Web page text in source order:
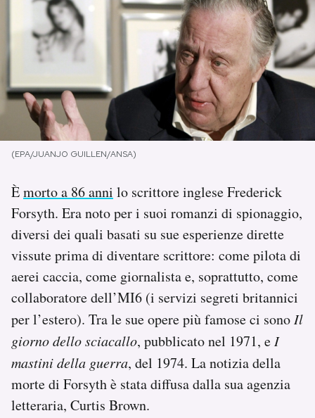
Sport
Mondiali calcio 2026
NEWSLETTER
SHOP
CALENDARIO
AREA PERSONALE
Area Personale
Newsletter
Notifiche mobile
Regala il Post
Hai bisogno di aiuto?
(EPA/JUANJO GUILLEN/ANSA)
Èmorto a 86 anni lo scrittore inglese Frederick
Forsyth. Era noto per i suoi romanzi di spionaggio,
diversi dei quali basati su sue esperienze dirette
vissute prima di diventare scrittore: come pilota di
aerei caccia, come giornalista e, soprattutto, come
collaboratore dell’MI6 (i servizi segreti britannici
per l’estero). Tra le sue opere più famose ci sono Il
giorno dello sciacallo, pubblicato nel 1971, e I
mastini della guerra, del 1974. La notizia della
morte di Forsyth è stata diffusa dalla sua agenzia
letteraria, Curtis Brown.